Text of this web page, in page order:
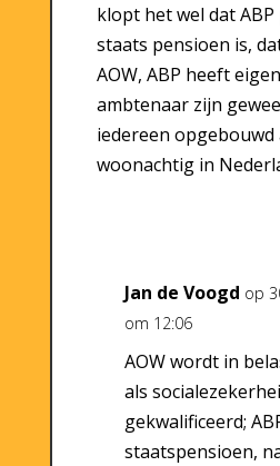
klopt het wel dat
staats pensioen is,
AOW, ABP heeft
ambtenaar zijn
iedereen opgebouwd
woonachtig in
Jan de Voogd op
om 12:06
AOW wordt in
als
gekwalificeerd;
staatspensioen,